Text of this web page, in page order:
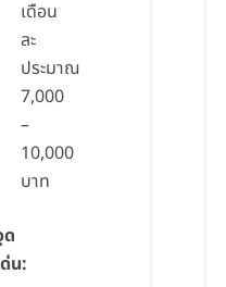
เดือน
ละ
ประมาณ
7,000
–
10,000
บาท
ด่น: